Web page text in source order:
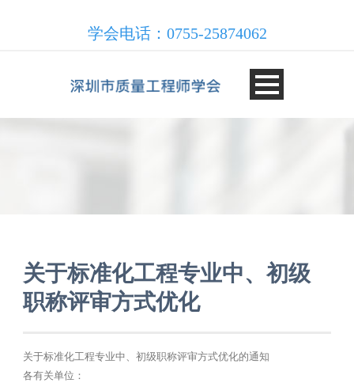
学会电话：0755-25874062
关于标准化工程专业中、初级
职称评审方式优化
关于标准化工程专业中、初级职称评审方式优化的通知
各有关单位：